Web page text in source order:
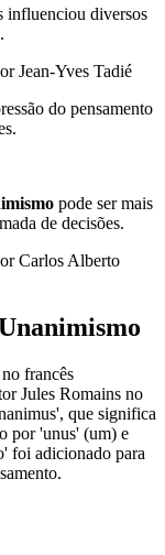
influenciou diversos
Jean-Yves Tadié
do pensamento
pode ser mais
de decisões.
Carlos Alberto
francês
Jules Romains no
que significa
por 'unus' (um) e
foi adicionado para